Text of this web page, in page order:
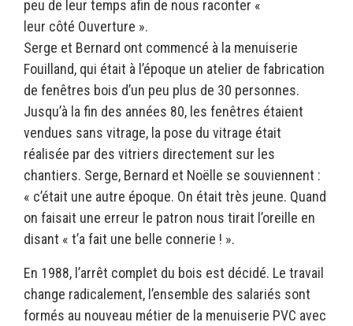
peu de leur temps afin de nous raconter «
leur côté Ouverture ».
Serge et Bernard ont commencé à la menuiserie
Fouilland, qui était à l’époque un atelier de fabrication
de fenêtres bois d’un peu plus de 30 personnes.
Jusqu’à la fin des années 80, les fenêtres étaient
vendues sans vitrage, la pose du vitrage était
réalisée par des vitriers directement sur les
chantiers. Serge, Bernard et Noëlle se souviennent :
« c’était une autre époque. On était très jeune. Quand
on faisait une erreur le patron nous tirait l’oreille en
disant « t’a fait une belle connerie ! ».
En 1988, l’arrêt complet du bois est décidé. Le travail
change radicalement, l’ensemble des salariés sont
formés au nouveau métier de la menuiserie PVC avec